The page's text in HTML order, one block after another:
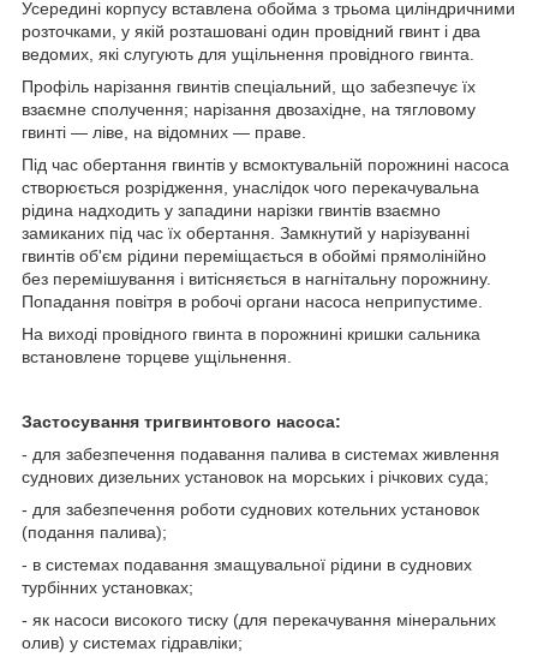
Усередині корпусу вставлена обойма з трьома циліндричними
розточками, у якій розташовані один провідний гвинт і два
ведомих, які слугують для ущільнення провідного гвинта.
Профіль нарізання гвинтів спеціальний, що забезпечує їх
взаємне сполучення; нарізання двозахідне, на тягловому
гвинті — ліве, на відомних — праве.
Під час обертання гвинтів у всмоктувальній порожнині насоса
створюється розрідження, унаслідок чого перекачувальна
рідина надходить у западини нарізки гвинтів взаємно
замиканих під час їх обертання. Замкнутий у нарізуванні
гвинтів об'єм рідини переміщається в обоймі прямолінійно
без перемішування і витісняється в нагнітальну порожнину.
Попадання повітря в робочі органи насоса неприпустиме.
На виході провідного гвинта в порожнині кришки сальника
встановлене торцеве ущільнення.
Застосування тригвинтового насоса:
- для забезпечення подавання палива в системах живлення
суднових дизельних установок на морських і річкових суда;
- для забезпечення роботи суднових котельних установок
(подання палива);
- в системах подавання змащувальної рідини в суднових
турбінних установках;
- як насоси високого тиску (для перекачування мінеральних
олив) у системах гідравліки;